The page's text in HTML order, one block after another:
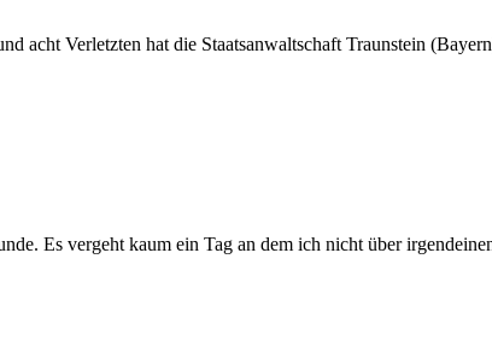
acht Verletzten hat die Staatsanwaltschaft Traunstein
Es vergeht kaum ein Tag an dem ich nicht über